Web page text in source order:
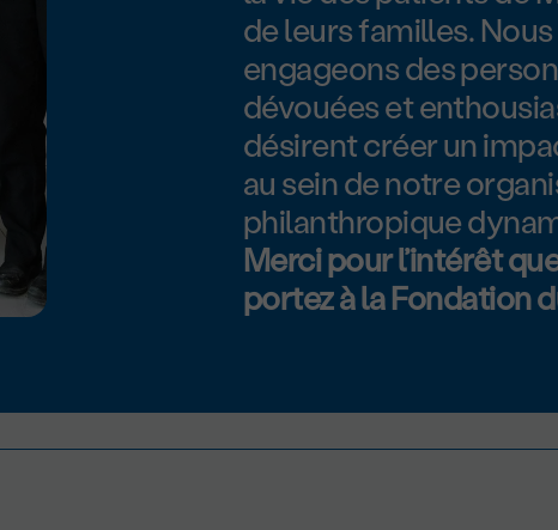
de leurs familles. Nous
engageons des
dévouées et
désirent créer un
au sein de notre
philanthropique
Merci pour l’intérêt
portez à la Fondation